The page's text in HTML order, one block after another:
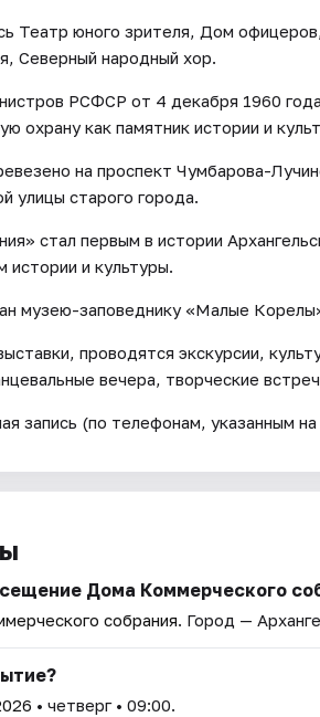
Театр юного зрителя, Дом
Северный народный хор.
РСФСР от 4 декабря 1960
охрану как памятник истории и
на проспект Чумбарова-
улицы старого города.
стал первым в истории
истории и культуры.
музею-заповеднику «Малые
проводятся экскурсии,
вечера, творческие
запись (по телефонам, указанным на
Дома Коммерческого
собрания. Город —
• четверг • 09:00.